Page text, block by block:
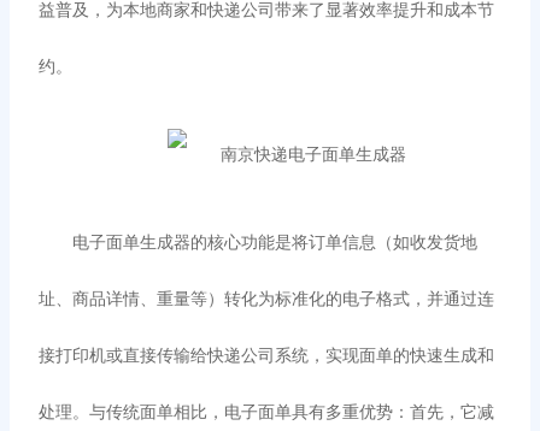
益普及，为本地商家和快递公司带来了显著效率提升和成本节
约。
电子面单生成器的核心功能是将订单信息（如收发货地
址、商品详情、重量等）转化为标准化的电子格式，并通过连
接打印机或直接传输给快递公司系统，实现面单的快速生成和
处理。与传统面单相比，电子面单具有多重优势：首先，它减